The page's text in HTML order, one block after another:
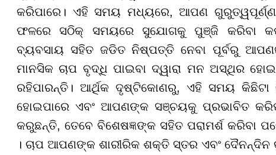
କରିପାରେ। ଏହି ସମୟ ମଧ୍ୟରେ, ଆପଣ
ଫଳରେ ସଠିକ୍ ସମୟରେ ସୁଯୋଗକୁ ପୁଞ୍ଜି କରିବା
ବ୍ୟବସାୟ ସହିତ ଜଡିତ ନିଷ୍ପତ୍ତି ନେବା ପୂର୍ବରୁ
ମାନସିକ ଚାପ ବୃଦ୍ଧି ପାଇବା ଦ୍ୱାରା ମନ ଅସ୍ଥିର
ରହିପାରନ୍ତି। ଆର୍ଥିକ ଦୃଷ୍ଟିକୋଣରୁ, ଏହି ସମୟ କିଛିଟା
ହୋଇପାରେ ଏବଂ ଆପଣଙ୍କ ସଞ୍ଚୟକୁ ପ୍ରଭାବିତ
କରୁଛନ୍ତି, ତେବେ ବିଶେଷଜ୍ଞଙ୍କ ସହିତ ପରାମର୍ଶ କରିବା
। ଚାପ ଆପଣଙ୍କ ଶାରୀରିକ ଶକ୍ତି ସ୍ତର ଏବଂ ଦୈନନ୍ଦିନ